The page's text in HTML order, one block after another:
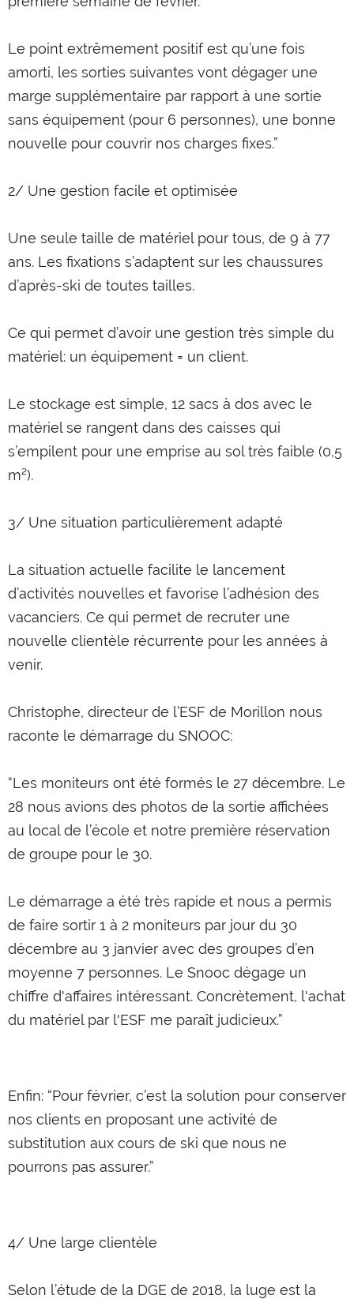
Le point extrêmement positif est qu’une fois
amorti, les sorties suivantes vont dégager une
marge supplémentaire par rapport à une sortie
sans équipement (pour 6 personnes), une bonne
nouvelle pour couvrir nos charges fixes.”
2/ Une gestion facile et optimisée
Une seule taille de matériel pour tous, de 9 à 77
ans. Les fixations s’adaptent sur les chaussures
d’après-ski de toutes tailles.
Ce qui permet d’avoir une gestion très simple du
matériel: un équipement = un client.
Le stockage est simple, 12 sacs à dos avec le
matériel se rangent dans des caisses qui
s’empilent pour une emprise au sol très faible (0,5
m²).
3/ Une situation particulièrement adapté
La situation actuelle facilite le lancement
d’activités nouvelles et favorise l’adhésion des
vacanciers. Ce qui permet de recruter une
nouvelle clientèle récurrente pour les années à
venir.
Christophe, directeur de l’ESF de Morillon nous
raconte le démarrage du SNOOC:
“Les moniteurs ont été formés le 27 décembre. Le
28 nous avions des photos de la sortie affichées
au local de l’école et notre première réservation
de groupe pour le 30.
Le démarrage a été très rapide et nous a permis
de faire sortir 1 à 2 moniteurs par jour du 30
décembre au 3 janvier avec des groupes d’en
moyenne 7 personnes. Le Snooc dégage un
chiffre d'affaires intéressant. Concrètement, l'achat
du matériel par l'ESF me paraît judicieux.”
Enfin: “Pour février, c’est la solution pour conserver
nos clients en proposant une activité de
substitution aux cours de ski que nous ne
pourrons pas assurer.”
4/ Une large clientèle
Selon l’étude de la DGE de 2018, la luge est la